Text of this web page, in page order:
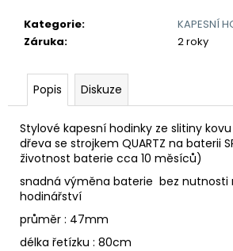
Kategorie:
KAPESNÍ
Záruka: 2 roky
Popis Diskuze
Stylové kapesní hodinky ze slitiny
dřeva se strojkem QUARTZ na baterii
životnost baterie cca 10 měsíců)
snadná výměna baterie bez nutnosti
hodinářství
průměr : 47mm
délka řetízku : 80cm
m
e
KAPESNÍ
HODINKY
(CIBULE)
ČESKÝ
LEV
450
Kč
Původně:
490
Kč